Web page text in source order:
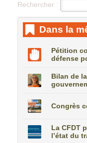
Rechercher :
Dans la
Pétition
défense
Bilan de
Congrès
La CFDT
l’état du